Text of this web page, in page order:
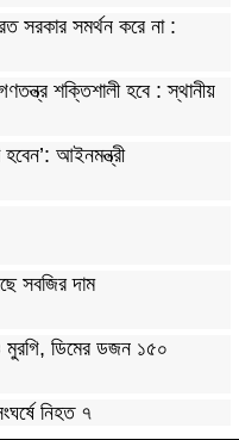
সরকার সমর্থন করে না :
শক্তিশালী হবে : স্থানীয়
আইনমন্ত্রী
সবজির দাম
মুরগি, ডিমের ডজন ১৫০
নিহত ৭